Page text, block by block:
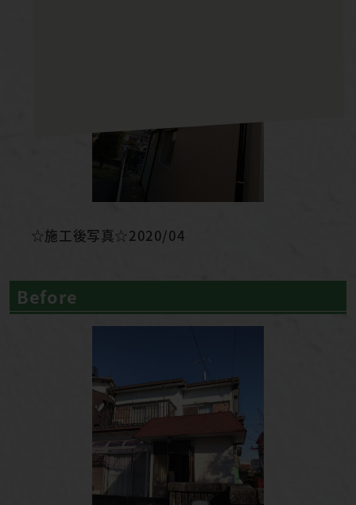
☆施工後写真☆2020/04
Before